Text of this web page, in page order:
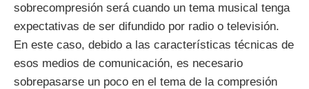
sobrecompresión será cuando un tema musical tenga
expectativas de ser difundido por radio o televisión.
En este caso, debido a las características técnicas de
esos medios de comunicación, es necesario
sobrepasarse un poco en el tema de la compresión